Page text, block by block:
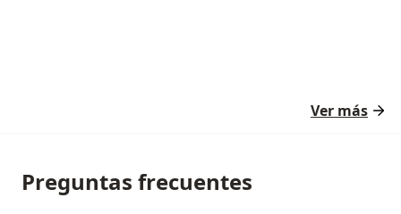
Ver más
Preguntas frecuentes